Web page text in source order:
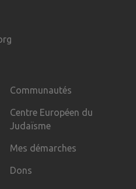
Communautés
Centre Européen du
Judaïsme
Mes démarches
Dons